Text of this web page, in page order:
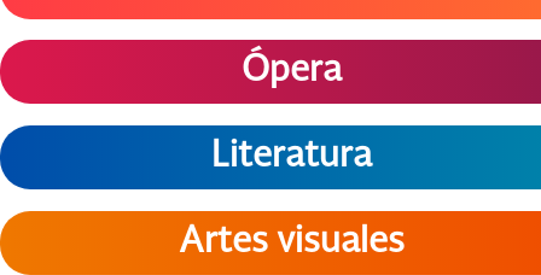
Ópera
Literatura
Artes visuales